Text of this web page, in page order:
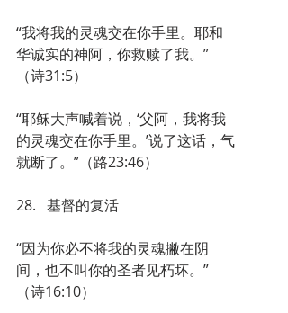
“我将我的灵魂交在你手里。耶和
华诚实的神阿，你救赎了我。”
（诗31:5）
“耶稣大声喊着说，‘父阿，我将我
的灵魂交在你手里。’说了这话，气
就断了。”（路23:46）
28.   基督的复活
“因为你必不将我的灵魂撇在阴
间，也不叫你的圣者见朽坏。”
（诗16:10）